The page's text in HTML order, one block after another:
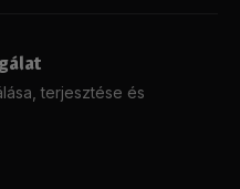
terjesztése és